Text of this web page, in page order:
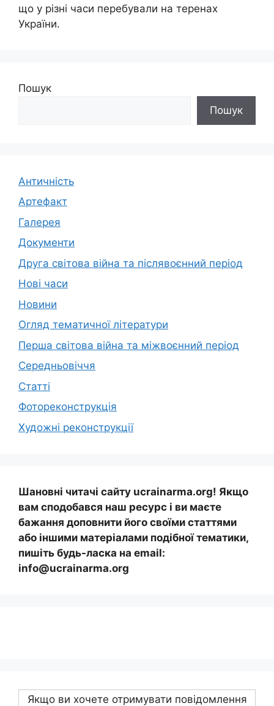
що у різні часи перебували на теренах
України.
Пошук
Пошук
Античність
Артефакт
Галерея
Документи
Друга світова війна та післявоєнний період
Нові часи
Новини
Огляд тематичної літератури
Перша світова війна та міжвоєнний період
Середньовіччя
Статті
Фотореконструкція
Художні реконструкції
Шановні читачі сайту ucrainarma.org! Якщо
вам сподобався наш ресурс і ви маєте
бажання доповнити його своїми статтями
або іншими матеріалами подібної тематики,
пишіть будь-ласка на email:
info@ucrainarma.org
Якщо ви хочете отримувати повідомлення